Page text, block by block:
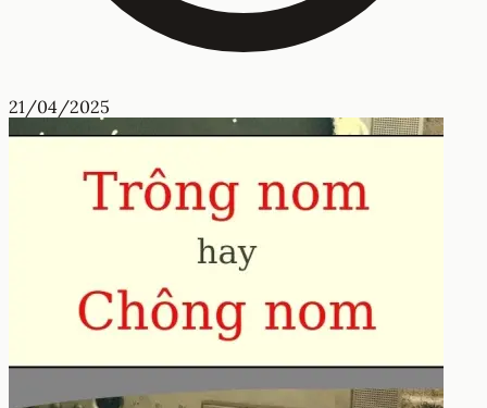
21/04/2025